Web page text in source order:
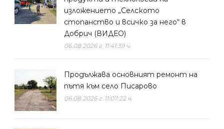
изложението „Селското
стопанство и всичко за него“ в
Добрич (ВИДЕО)
06.08.2026 г. 11:41:39 ч.
Продължава основният ремонт на
пътя към село Писарово
06.08.2026 г. 11:07:22 ч.